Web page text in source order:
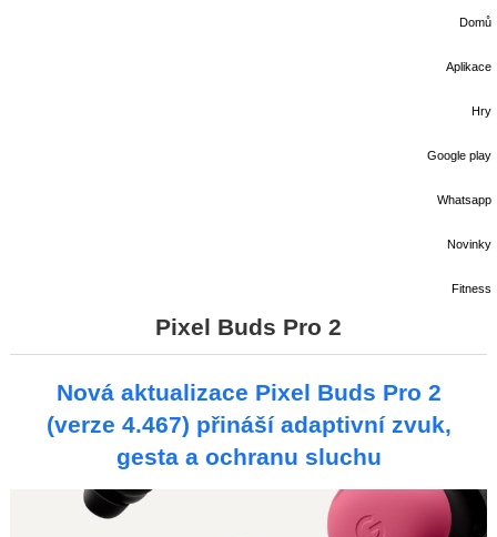
Domů
Aplikace
Hry
Google play
Whatsapp
Novinky
Fitness
Pixel Buds Pro 2
Nová aktualizace Pixel Buds Pro 2
(verze 4.467) přináší adaptivní zvuk,
gesta a ochranu sluchu